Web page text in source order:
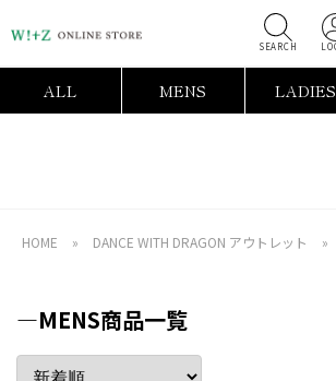
ALL MENS LADIES
HOME » DANCE WITH DRAGON アウトレット »
―MENS商品一覧